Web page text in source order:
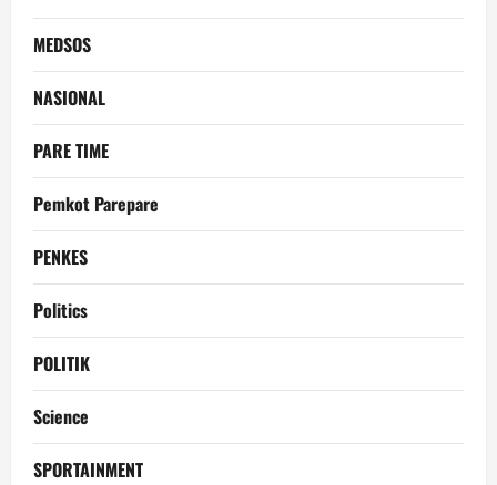
MEDSOS
NASIONAL
PARE TIME
Pemkot Parepare
PENKES
Politics
POLITIK
Science
SPORTAINMENT